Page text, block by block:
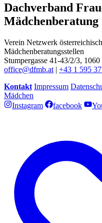
Dachverband
Mädchenberatung
Verein Netzwerk
Mädchenberatungsstellen
Stumpergasse 41-43/2/3, 1060
office@dfmb.at | +43 1 595
Kontakt Impressum
Mädchen
Instagram
facebook